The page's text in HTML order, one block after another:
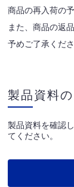
商品の再入荷の
また、商品の返
予めご了承くださ
製品資料
製品資料を確認
てください。